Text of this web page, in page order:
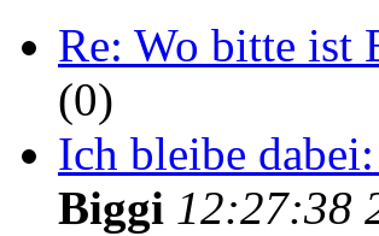
Re: Wo bitte ist
(0)
Ich bleibe
Biggi 12:27:38